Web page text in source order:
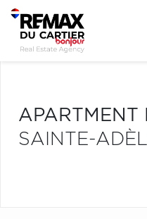
APARTMENT
SAINTE-